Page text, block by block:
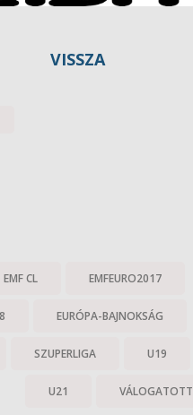
VISSZA
EMF CL EMFEURO2017
EURÓPA-BAJNOKSÁG
SZUPERLIGA U19
U21 VÁLOGATOTT